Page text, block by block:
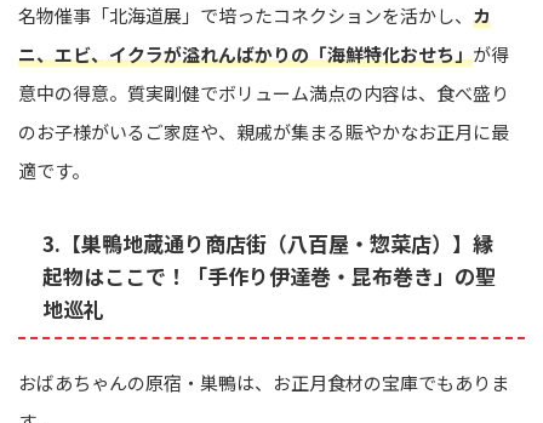
名物催事「北海道展」で培ったコネクションを活かし、 カ
ニ、エビ、イクラが溢れんばかりの「海鮮特化おせち」が得
意中の得意。質実剛健でボリューム満点の内容は、食べ盛り
のお子様がいるご家庭や、親戚が集まる賑やかなお正月に最
適です。
3.【巣鴨地蔵通り商店街（八百屋・惣菜店）】縁
起物はここで！「手作り伊達巻・昆布巻き」の聖
地巡礼
おばあちゃんの原宿・巣鴨は、お正月食材の宝庫でもありま